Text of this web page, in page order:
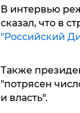
В интервью
сказал, что в
"Российский
Также
"потрясен
и власть".